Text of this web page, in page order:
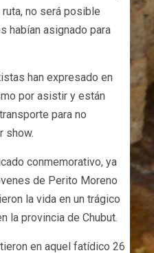
no será posible
habían asignado para
han expresado en
por asistir y están
para no
show.
conmemorativo, ya
de Perito Moreno
la vida en un trágico
la provincia de Chubut.
en aquel fatídico 26